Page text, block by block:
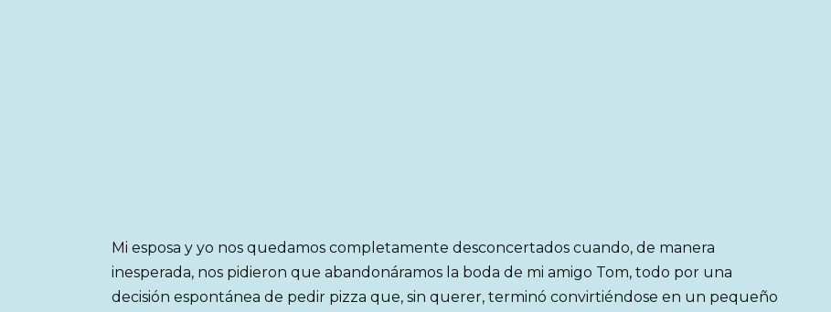
Mi esposa y yo nos quedamos completamente desconcertados cuando, de manera
inesperada, nos pidieron que abandonáramos la boda de mi amigo Tom, todo por una
decisión espontánea de pedir pizza que, sin querer, terminó convirtiéndose en un pequeño